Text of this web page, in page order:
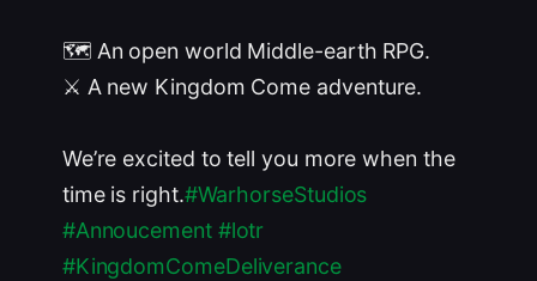
🗺️ An open world Middle-earth RPG.
⚔️ A new Kingdom Come adventure.
We’re excited to tell you more when the
time is right.#WarhorseStudios
#Annoucement #lotr
#KingdomComeDeliverance